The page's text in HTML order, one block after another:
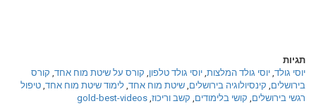
תגיות
יוסי גולד, יוסי גולד המלצות, יוסי גולד טלפון, קורס על שיטת מוח אחד, קורס
בירושלים, קינסיולוגיה בירושלים, שיטת מוח אחד, לימוד שיטת מוח אחד, טיפול
רגשי בירושלים, קושי בלימודים, קשב וריכוז,
gold-best-videos